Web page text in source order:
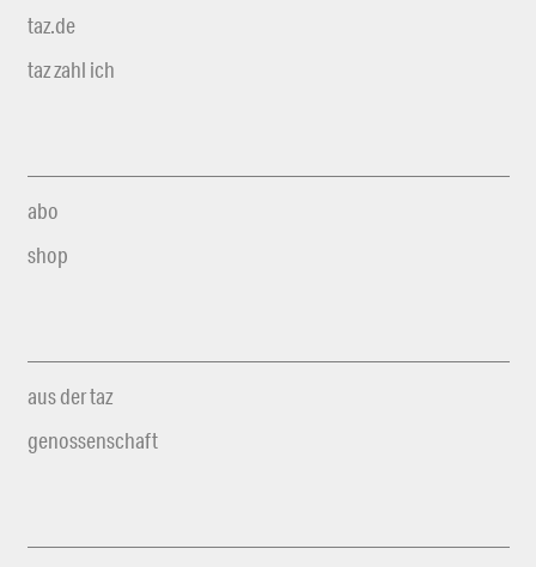
taz.de
taz zahl ich
abo
shop
aus der taz
genossenschaft